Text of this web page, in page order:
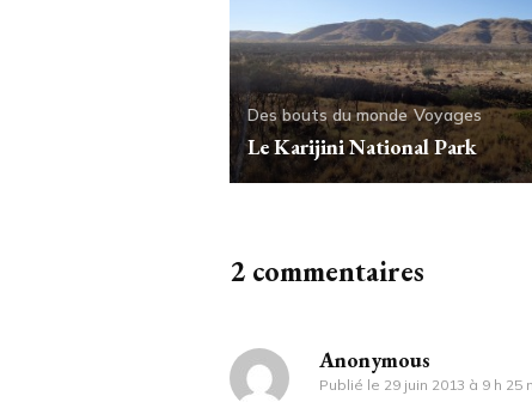
Des bouts du monde Voyages
Le Karijini National Park
2 commentaires
Anonymous
Publié le 29 juin 2013 à 9 h 25